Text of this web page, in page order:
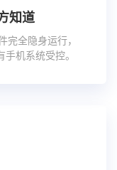
知道
完全隐身运行，
机系统受控。